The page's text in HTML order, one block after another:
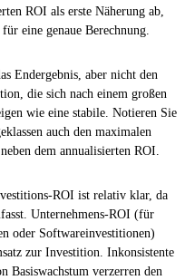
ROI als erste Näherung ab,
eine genaue Berechnung.
Endergebnis, aber nicht den
die sich nach einem großen
wie eine stabile. Notieren Sie
auch den maximalen
dem annualisierten ROI.
ROI ist relativ klar, da
Unternehmens-ROI (für
oder Softwareinvestitionen)
zur Investition. Inkonsistente
Basiswachstum verzerren den